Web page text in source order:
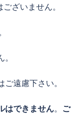
ざいません。
遠慮下さい。
はできません。 ご